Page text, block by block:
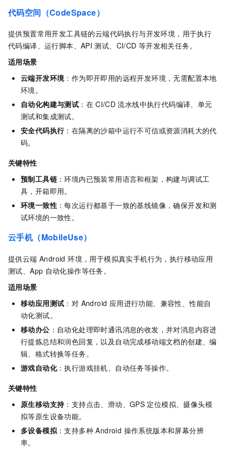
代码空间（CodeSpace）
提供预置常用开发工具链的云端代码执行与开发环境，用于执行
代码编译、运行脚本、API 测试、CI/CD 等开发相关任务。
适用场景
云端开发环境：作为即开即用的远程开发环境，无需配置本地
环境。
自动化构建与测试 ：在 CI/CD 流水线中执行代码编译、单元
测试和集成测试。
安全代码执行：在隔离的沙箱中运行不可信或资源消耗大的代
码。
关键特性
预制工具链 ：环境内已预装常用语言和框架，构建与调试工
具，开箱即用。
环境一致性 ：每次运行都基于一致的基线镜像，确保开发和测
试环境的一致性。
云手机（MobileUse）
提供云端 Android 环境，用于模拟真实手机行为，执行移动应用
测试、App 自动化操作等任务。
适用场景
移动应用测试 ：对 Android 应用进行功能、兼容性、性能自
动化测试。
移动办公 ：自动化处理即时通讯消息的收发，并对消息内容进
行提炼总结和润色回复，以及自动完成移动端文档的创建、编
辑、格式转换等任务。
游戏自动化：执行游戏挂机、自动任务等操作。
关键特性
原生移动支持：支持点击、滑动、GPS 定位模拟、摄像头模
拟等原生设备功能。
多设备模拟 ：支持多种 Android 操作系统版本和屏幕分辨
率。